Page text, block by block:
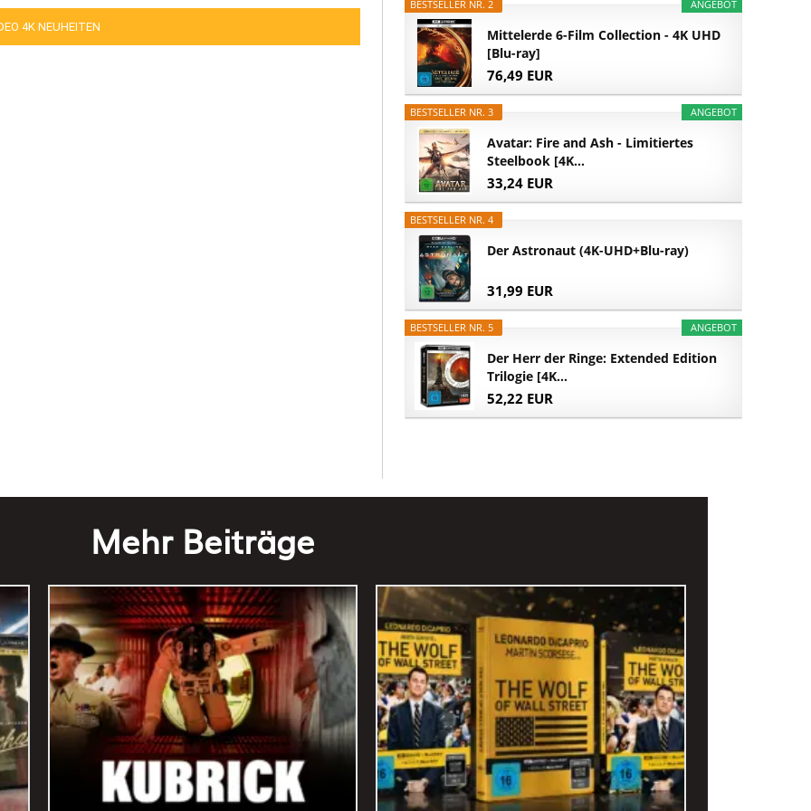
4K NEUHEITEN
ANGEBOT
BESTSELLER NR. 2
Mittelerde 6-Film Collection - 4K UHD
[Blu-ray]
76,49 EUR
ANGEBOT
BESTSELLER NR. 3
Avatar: Fire and Ash - Limitiertes
Steelbook [4K...
33,24 EUR
BESTSELLER NR. 4
Der Astronaut (4K-UHD+Blu-ray)
31,99 EUR
ANGEBOT
BESTSELLER NR. 5
Der Herr der Ringe: Extended Edition
Trilogie [4K...
52,22 EUR
Mehr Beiträge